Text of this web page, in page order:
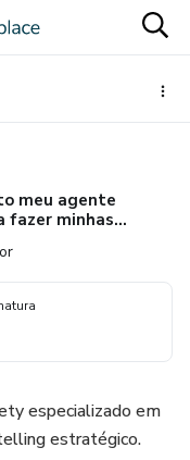
meu agente
fazer minhas
especializado em
estratégico.